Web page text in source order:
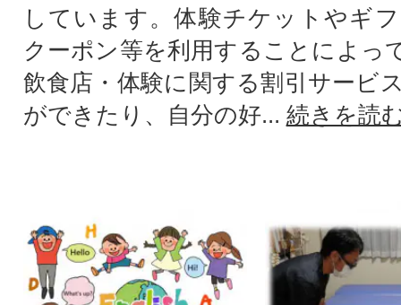
しています。体験チケットやギ
クーポン等を利用することによっ
飲食店・体験に関する割引サービ
ができたり、自分の好... 続きを読